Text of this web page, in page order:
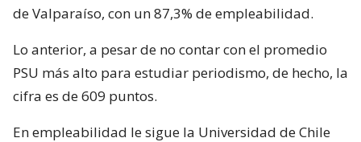
de Valparaíso, con un 87,3% de empleabilidad.
Lo anterior, a pesar de no contar con el promedio
PSU más alto para estudiar periodismo, de hecho, la
cifra es de 609 puntos.
En empleabilidad le sigue la Universidad de Chile